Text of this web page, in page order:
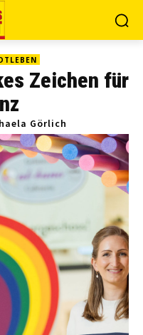
Zeichen für
Görlich